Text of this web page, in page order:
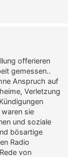
offerieren
gemessen..
Anspruch auf
Verletzung
sie
und soziale
bösartige
Radio
von